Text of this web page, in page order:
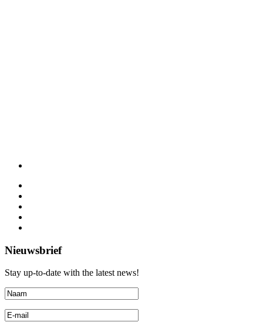
Nieuwsbrief
Stay up-to-date with the latest news!